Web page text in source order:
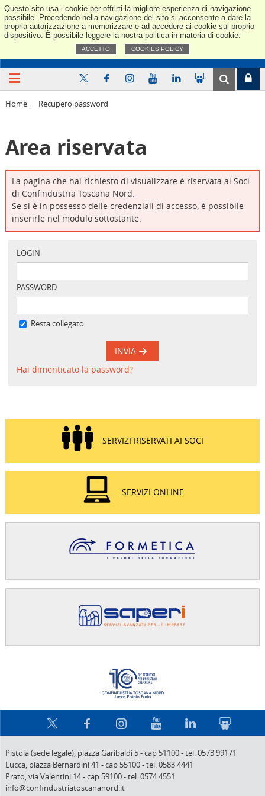
Questo sito usa i cookie per offrirti la migliore esperienza di navigazione
possibile. Procedendo nella navigazione del sito si acconsente a dare la
propria autorizzazione a memorizzare e ad accedere ai cookie sul proprio
dispositivo. È possibile leggere la nostra politica in materia di cookie.
ACCETTO COOKIES POLICY
Home Recupero password
Area riservata
La pagina che hai richiesto di visualizzare è riservata ai Soci
di Confindustria Toscana Nord.
Se si è in possesso delle credenziali di accesso, è possibile
inserirle nel modulo sottostante.
LOGIN
PASSWORD
Resta collegato
INVIA
Hai dimenticato la password?
SERVIZI RISERVATI AI SOCI
SERVIZI ONLINE
Pistoia (sede legale), piazza Garibaldi 5-cap 51100-tel. 0573 99171
Lucca, piazza Bernardini 41 -cap 55100-tel. 0583 4441
Prato,via Valentini 14-cap 59100-tel. 0574 4551
info@confindustriatoscananord.it